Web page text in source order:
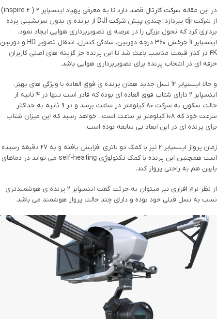
در این مقاله شرکت کارتال
قصد دارد تا به معرفی پهپاد اینسپایر 2 ( inspire 2)
از شرکت dji بپردازد. چندی پیش
شرکت DJI
از پرنده ی بدون سرنشینی پرده
برداری کرد که تحول بزرگی را در عرصه ی تصویربرداری هوایی ایجاد نمود.
اینسپایر 1! چرخش 360 درجه دوربین، سادگی کنترل، انتقال تصویر HD و دوربین
4K در کنار قیمت مناسب باعث شد تا این پرنده جز گزینه های اصلی کاربران
حرفه ای در انتخاب پرنده برای تصویربرداری هوایی باشد.
و حالا اینسپایر 2! نسل جدید همان پرنده ی فوق العاده با ویژگی های بهتر.
اینسپایر 2 دارای شتاب فوق العاده ای بوده که قادر است تنها در 4 ثانیه از
حالت سکون به سرکت 80 کیلومتر در ساعت برسد و در 9 ثانیه به حداکثر
سرعت خود که 108 کیلومتر بر ساعت است ، خواهد رسید که این میزان شتاب
برای پرنده ای در این ابعاد بی سابقه بوده است.
زمان پرواز اینسپایر 2 نیز با کمک دو باتری افزایش یافته و به 27 دقیقه رسیده
است همچنین این پرنده با کمک تکنولوژی self-heating می تواند در دماهای
پایین هم به راحتی پرواز کند.
از نظر نرم افزاری نیز میتوان به جرئت گفت اینسپایر 2 پرنده ی هوشمندتری
نسب به نسل قبلی خود بوده و دارای چند حالت پرواز هوشمند می باشد.